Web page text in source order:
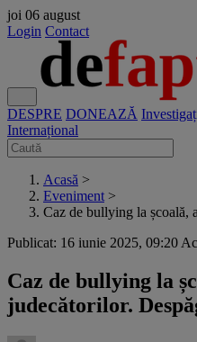
joi 06 august
Login Contact
DESPRE DONEAZĂ
Internațional
Acasă >
Eveniment >
Caz de bullying la școală,
Publicat: 16 iunie 2025, 09:20
Caz de bullying la
judecătorilor.